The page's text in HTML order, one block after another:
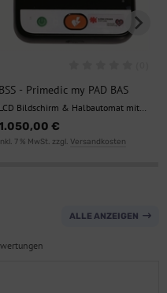
BSS - Primedic my PAD BAS
LCD Bildschirm & Halbautomat mit
€
inkl. 7 % MwSt. zzgl. Versandkosten
ALLE ANZEIGEN